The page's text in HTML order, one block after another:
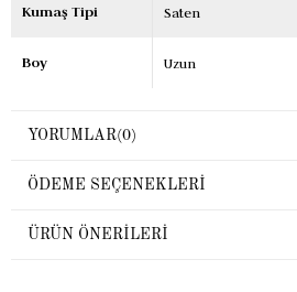
Kumaş Tipi Saten
Boy Uzun
YORUMLAR(0)
ÖDEME SEÇENEKLERI
ÜRÜN ÖNERILERI